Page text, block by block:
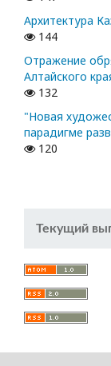
Архитектура
144
Отражение
Алтайского
132
"Новая
парадигме
120
Текущий